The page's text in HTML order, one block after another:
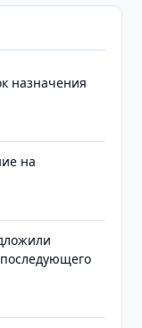
назначения
на